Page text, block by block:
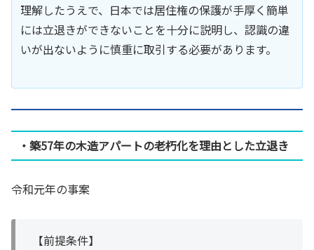
理解したうえで、日本では居住権の保護が手厚く簡単
には立退きができないことを十分に説明し、認識の違
いが出ないように慎重に取引する必要があります。
・築57年の木造アパートの老朽化を理由とした立退き
令和元年の事案
【前提条件】